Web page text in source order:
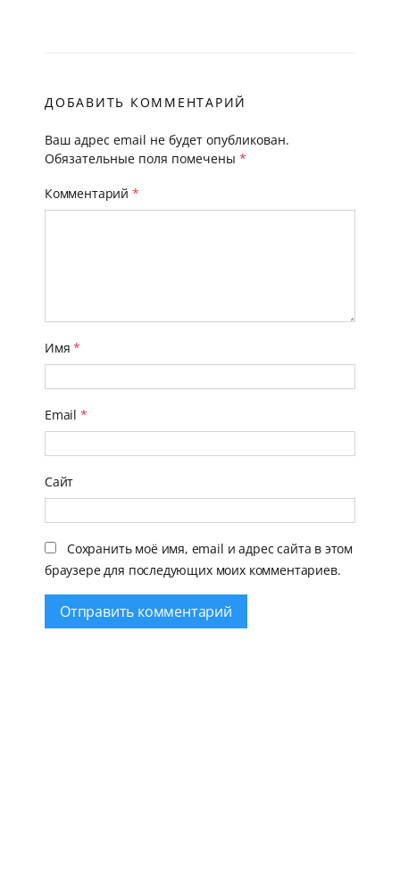
ДОБАВИТЬ КОММЕНТАРИЙ
Ваш адрес email не будет опубликован.
Обязательные поля помечены *
Комментарий *
Имя*
Email *
Сайт
Сохранить моё имя, email и адрес сайта в этом
браузере для последующих моих комментариев.